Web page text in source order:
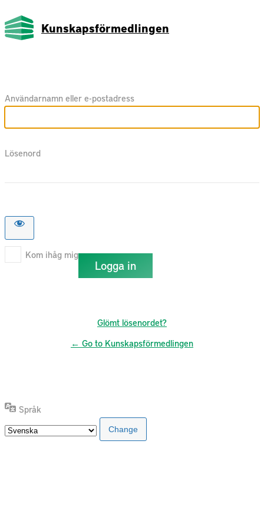
Kunskapsförmedlingen
Användarnamn eller e-postadress
Lösenord
Kom ihåg mig
Glömt lösenordet?
← Go to Kunskapsförmedlingen
Språk